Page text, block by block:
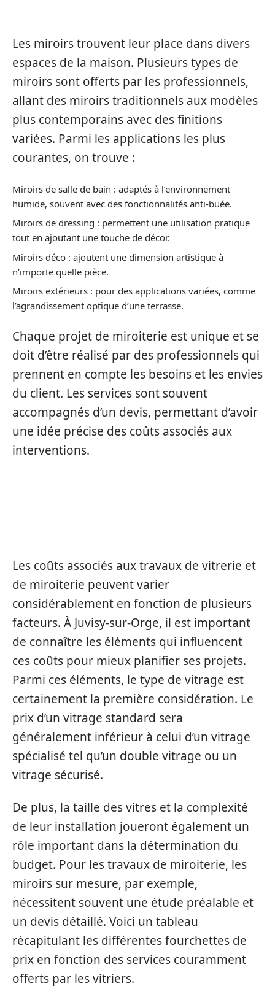
Les miroirs trouvent leur place dans divers
espaces de la maison. Plusieurs types de
miroirs sont offerts par les professionnels,
allant des miroirs traditionnels aux modèles
plus contemporains avec des finitions
variées. Parmi les applications les plus
courantes, on trouve :
Miroirs de salle de bain : adaptés à l’environnement
humide, souvent avec des fonctionnalités anti-buée.
Miroirs de dressing : permettent une utilisation pratique
tout en ajoutant une touche de décor.
Miroirs déco : ajoutent une dimension artistique à
n’importe quelle pièce.
Miroirs extérieurs : pour des applications variées, comme
l’agrandissement optique d’une terrasse.
Chaque projet de miroiterie est unique et se
doit d’être réalisé par des professionnels qui
prennent en compte les besoins et les envies
du client. Les services sont souvent
accompagnés d’un devis, permettant d’avoir
une idée précise des coûts associés aux
interventions.
Les coûts associés aux travaux de vitrerie et
de miroiterie peuvent varier
considérablement en fonction de plusieurs
facteurs. À Juvisy-sur-Orge, il est important
de connaître les éléments qui influencent
ces coûts pour mieux planifier ses projets.
Parmi ces éléments, le type de vitrage est
certainement la première considération. Le
prix d’un vitrage standard sera
généralement inférieur à celui d’un vitrage
spécialisé tel qu’un double vitrage ou un
vitrage sécurisé.
De plus, la taille des vitres et la complexité
de leur installation joueront également un
rôle important dans la détermination du
budget. Pour les travaux de miroiterie, les
miroirs sur mesure, par exemple,
nécessitent souvent une étude préalable et
un devis détaillé. Voici un tableau
récapitulant les différentes fourchettes de
prix en fonction des services couramment
offerts par les vitriers.